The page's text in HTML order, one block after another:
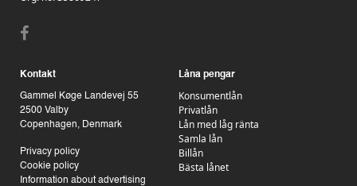
Kontakt
Gammel Køge Landevej 55
2500 Valby
Copenhagen, Denmark
Privacy policy
Cookie policy
Information about advertising
Låna pengar
Konsumentlån
Privatlån
Lån med låg ränta
Samla lån
Billån
Bästa lånet